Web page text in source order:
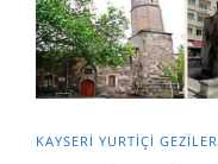
KAYSERİ YURTIÇI GEZILER